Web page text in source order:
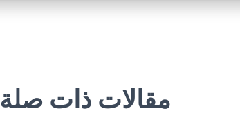
مقالات ذات صلة